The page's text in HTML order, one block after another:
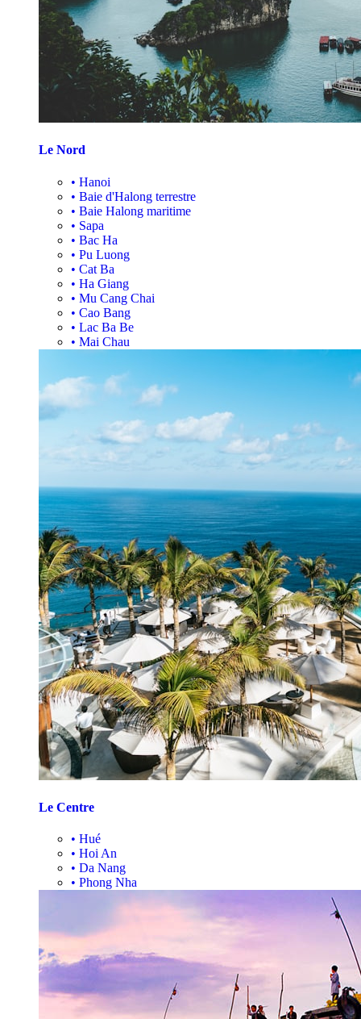
Le Nord
• Hanoi
• Baie d'Halong terrestre
• Baie Halong maritime
• Sapa
• Bac Ha
• Pu Luong
• Cat Ba
• Ha Giang
• Mu Cang Chai
• Cao Bang
• Lac Ba Be
• Mai Chau
Le Centre
• Hué
• Hoi An
• Da Nang
• Phong Nha